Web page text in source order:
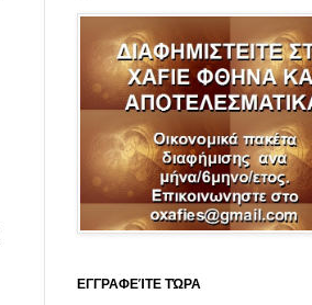
ΕΓΓΡΑΦΕΊΤΕ ΤΏΡΑ